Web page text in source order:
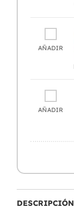
AÑADIR
AÑADIR
DESCRIPCIÓN